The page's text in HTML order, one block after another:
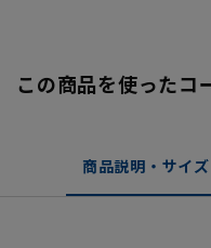
この商品を使ったコ
商品説明・サイズ